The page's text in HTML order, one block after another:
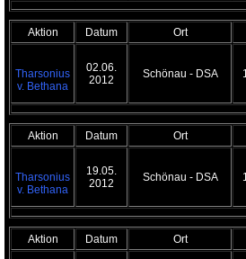
Aktion Datum Ort
Tharsonius
v. Bethana
02.06.
2012
Schönau - DSA
Aktion Datum Ort
Tharsonius
v. Bethana
19.05.
2012
Schönau - DSA
Aktion Datum Ort